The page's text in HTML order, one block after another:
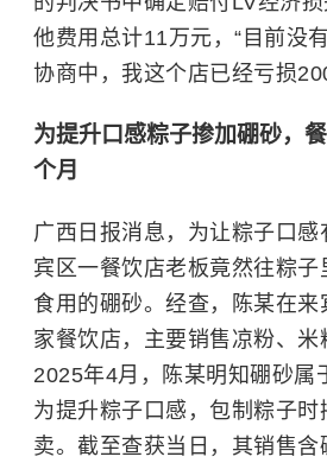
他费用总计11万元，“目前没
协商中，我这个店已经亏损
为提升口感粽子掺加硼砂，
个月
广西日报消息，为让粽子口感
宾区一餐饮店老板竟然往粽子
食用的硼砂。经查，陈某在
家餐饮店，主要销售凉粉、米
2025年4月，陈某明知硼砂属
为提升粽子口感，包制粽子时
卖。截至查获当日，其销售含